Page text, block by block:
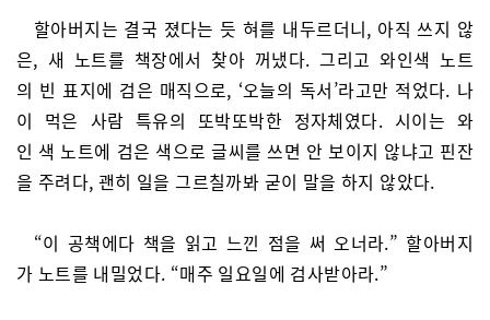
할아버지는 결국 졌다는 듯 혀를 내두르더니, 아직 쓰지 않
은, 새 노트를 책장에서 찾아 꺼냈다. 그리고 와인색 노트
의 빈 표지에 검은 매직으로, ‘오늘의 독서’라고만 적었다. 나
이 먹은 사람 특유의 또박또박한 정자체였다. 시이는 와
인 색 노트에 검은 색으로 글씨를 쓰면 안 보이지 않냐고 핀잔
을 주려다, 괜히 일을 그르칠까봐 굳이 말을 하지 않았다.
“이 공책에다 책을 읽고 느낀 점을 써 오너라.” 할아버지
가 노트를 내밀었다. “매주 일요일에 검사받아라.”